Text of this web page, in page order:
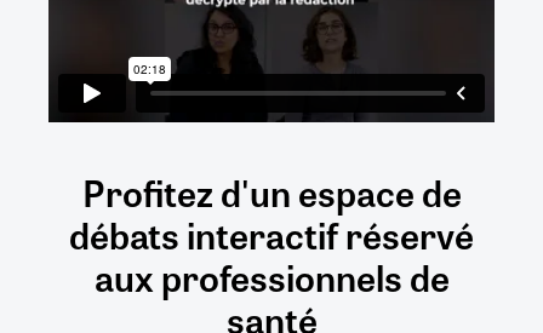
Profitez d'un espace de
débatsinteractifréservé
auxprofessionnels de
santé